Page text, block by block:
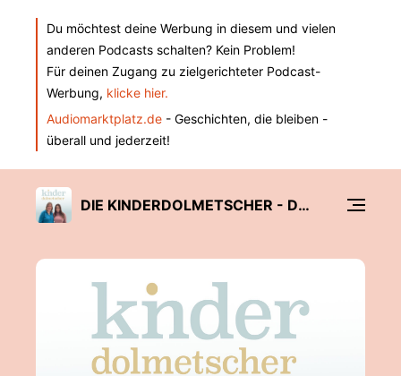
Du möchtest deine Werbung in diesem und vielen
anderen Podcasts schalten? Kein Problem!
Für deinen Zugang zu zielgerichteter Podcast-
Werbung, klicke hier.
Audiomarktplatz.de - Geschichten, die bleiben -
überall und jederzeit!
DIE KINDERDOLMETSCHER - DEIN KIND VERSTEHEN